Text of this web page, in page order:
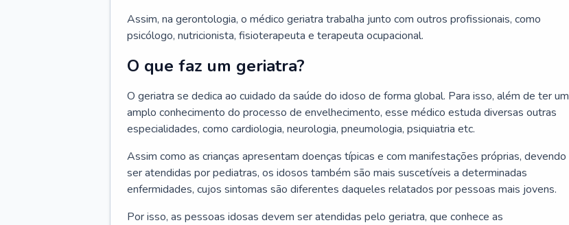
Assim, na gerontologia, o médico geriatra trabalha junto com outros profissionais, como
psicólogo, nutricionista, fisioterapeuta e terapeuta ocupacional.
O que faz um geriatra?
O geriatra se dedica ao cuidado da saúde do idoso de forma global. Para isso, além de ter um
amplo conhecimento do processo de envelhecimento, esse médico estuda diversas outras
especialidades, como cardiologia, neurologia, pneumologia, psiquiatria etc.
Assim como as crianças apresentam doenças típicas e com manifestações próprias, devendo
ser atendidas por pediatras, os idosos também são mais suscetíveis a determinadas
enfermidades, cujos sintomas são diferentes daqueles relatados por pessoas mais jovens.
Por isso, as pessoas idosas devem ser atendidas pelo geriatra, que conhece as